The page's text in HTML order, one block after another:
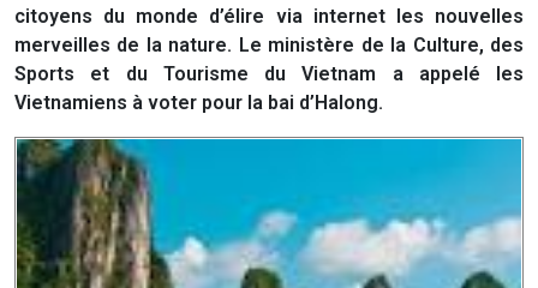
citoyens du monde d’élire via internet les nouvelles
merveilles de la nature. Le ministère de la Culture, des
Sports et du Tourisme du Vietnam a appelé les
Vietnamiens à voter pour la bai d’Halong.